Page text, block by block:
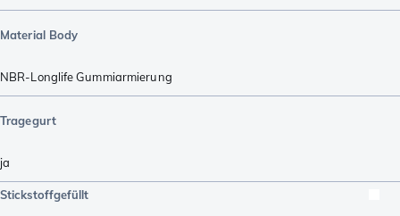
Material Body
NBR-Longlife Gummiarmierung
Tragegurt
ja
Stickstoffgefüllt